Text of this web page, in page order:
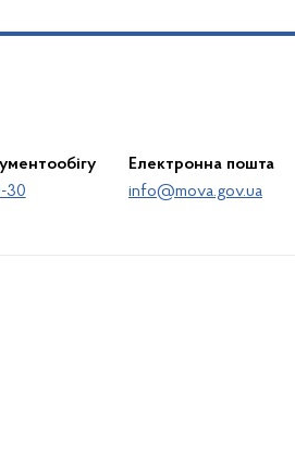
30
Електронна пошта
info@mova.gov.ua